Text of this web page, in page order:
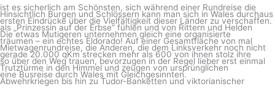
Hinsichtlich Burgen und Schlössern kann man sich in Wales durchaus
als „Prinzessin auf der Erbse“ fühlen und von Rittern und Helden
träumen – ein echtes Eldorado! Auf einer Gesamtfläche von mal
gerade 20.000 qKm strecken mehr als 600 von ihnen stolz ihre
Trutztürme in den Himmel und zeugen von ursprünglichen
Abwehrkriegen bis hin zu Tudor-Banketten und viktorianischer
ist es sicherlich am Schönsten, sich während einer Rundreise die
ersten Eindrücke über die Vielfältigkeit dieser Länder zu verschaffen.
Die etwas Mutigeren unternehmen gleich eine organisierte
Mietwagenrundreise, die Anderen, die dem Linksverkehr noch nicht
so über den Weg trauen, bevorzugen in der Regel lieber erst einmal
eine Busreise durch Wales mit Gleichgesinnten.